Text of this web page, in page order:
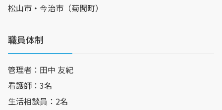
松山市・今治市（菊間町）
職員体制
管理者：田中 友紀
看護師：3名
生活相談員：2名